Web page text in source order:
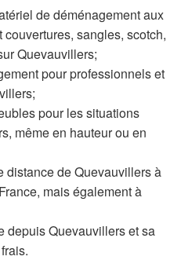
de déménagement aux
sangles, scotch,
Quevauvillers;
pour professionnels et
pour les situations
même en hauteur ou en
distance de Quevauvillers à
mais également à
depuis Quevauvillers et sa